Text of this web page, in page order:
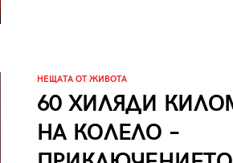
НЕЩАТА ОТ ЖИВОТА
60 ХИЛЯДИ
НА КОЛЕЛО –